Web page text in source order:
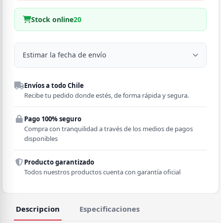
Stock online20
Estimar la fecha de envío
Despacho a domicilio
Región
Comuna
Envíos a todo Chile
Recibe tu pedido donde estés, de forma rápida y segura.
Pago 100% seguro
Compra con tranquilidad a través de los medios de pagos
disponibles
Producto garantizado
Todos nuestros productos cuenta con garantía oficial
Descripcion Especificaciones